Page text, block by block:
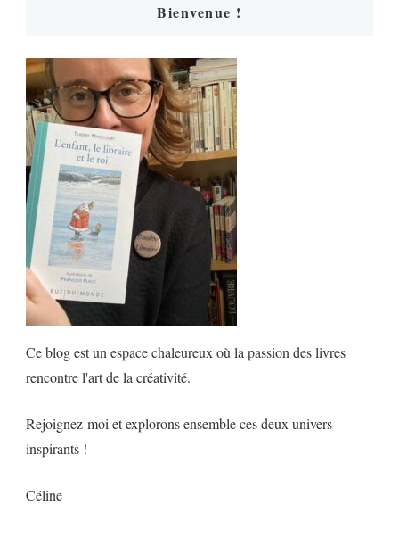
Bienvenue !
Ce blog est un espace chaleureux où la passion des livres
rencontre l'art de la créativité.
Rejoignez-moi et explorons ensemble ces deux univers
inspirants !
Céline